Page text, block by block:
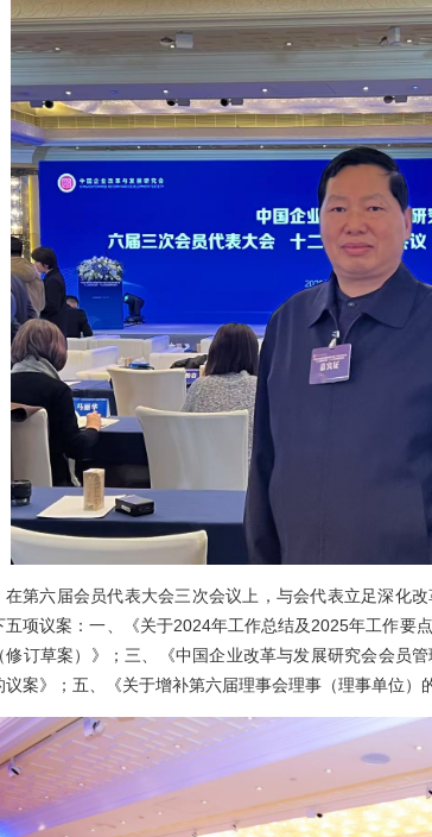
在第六届会员代表大会三次会议上，与会代表立足深化
五项议案：一、《关于2024年工作总结及2025年工作要
修订草案）》；三、《中国企业改革与发展研究会会员
议案》；五、《关于增补第六届理事会理事（理事单位）